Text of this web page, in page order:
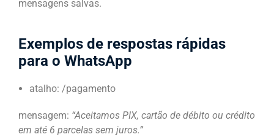
mensagens salvas.
Exemplos de respostas rápidas
para o WhatsApp
atalho: /pagamento
mensagem: “Aceitamos PIX, cartão de débito ou crédito
em até 6 parcelas sem juros.”